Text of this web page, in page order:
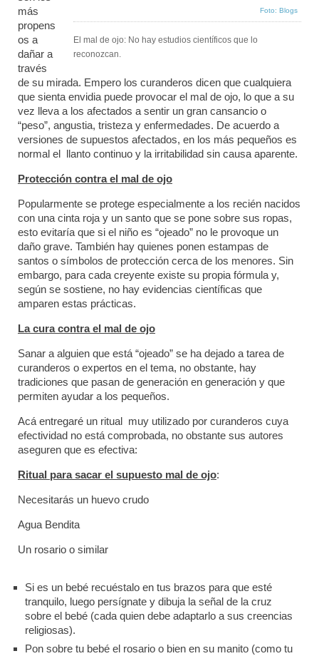
Foto: Blogs
El mal de ojo: No hay estudios científicos que lo
reconozcan.
más
propens
os a
dañar a
través
de su mirada. Empero los curanderos dicen que cualquiera
que sienta envidia puede provocar el mal de ojo, lo que a su
vez lleva a los afectados a sentir un gran cansancio o
“peso”, angustia, tristeza y enfermedades. De acuerdo a
versiones de supuestos afectados, en los más pequeños es
normal el llanto continuo y la irritabilidad sin causa aparente.
Protección contra el mal de ojo
Popularmente se protege especialmente a los recién nacidos
con una cinta roja y un santo que se pone sobre sus ropas,
esto evitaría que si el niño es “ojeado” no le provoque un
daño grave. También hay quienes ponen estampas de
santos o símbolos de protección cerca de los menores. Sin
embargo, para cada creyente existe su propia fórmula y,
según se sostiene, no hay evidencias científicas que
amparen estas prácticas.
La cura contra el mal de ojo
Sanar a alguien que está “ojeado” se ha dejado a tarea de
curanderos o expertos en el tema, no obstante, hay
tradiciones que pasan de generación en generación y que
permiten ayudar a los pequeños.
Acá entregaré un ritual muy utilizado por curanderos cuya
efectividad no está comprobada, no obstante sus autores
aseguren que es efectiva:
Ritual para sacar el supuesto mal de ojo:
Necesitarás un huevo crudo
Agua Bendita
Un rosario o similar
Si es un bebé recuéstalo en tus brazos para que esté
tranquilo, luego persígnate y dibuja la señal de la cruz
sobre el bebé (cada quien debe adaptarlo a sus creencias
religiosas).
Pon sobre tu bebé el rosario o bien en su manito (como tu